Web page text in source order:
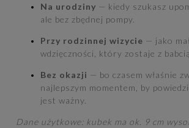
Na urodziny — kiedy szukasz
ale bez zbędnej pompy.
Przy rodzinnej wizycie — jako
wdzięczności, który zostaje z
Bez okazji — bo czasem właśnie
najlepszym momentem, by
jest ważny.
Dane użytkowe: kubek ma ok. 9 cm